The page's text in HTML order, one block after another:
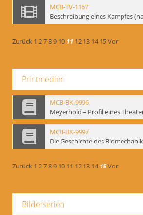
MCB-TV-1167
Zurück 1 2789 10 11 12 13 14 15Vor
Printmedien
MCB-BK-9996
MCB-BK-9997
Zurück 1 2789 10 11 12 13 14 15Vor
Bilderserien